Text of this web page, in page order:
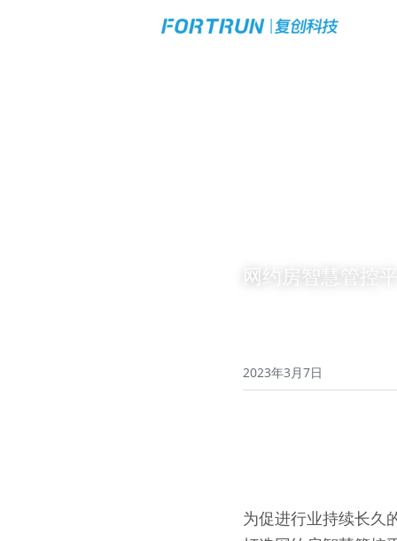
网约房智慧管控
2023年3月7日
为促进行业持续长久